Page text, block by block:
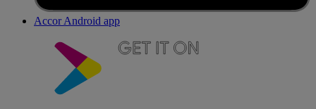
Accor Android app